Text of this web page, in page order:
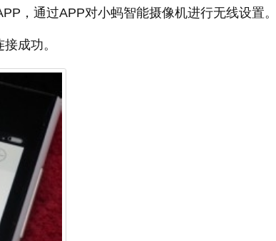
，通过APP对小蚂智能摄像机进行无线设置
成功。